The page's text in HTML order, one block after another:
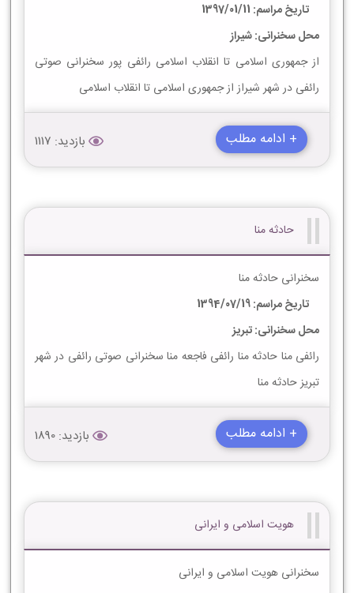
تاریخ مراسم: 1397/01/11
محل سخنرانی: شیراز
از جمهوری اسلامی تا انقلاب اسلامی رائفی پور سخنرانی صوتی
رائفی در شهر شیراز از جمهوری اسلامی تا انقلاب اسلامی
+ ادامه مطلب بازدید: 1117
حادثه منا
سخنرانی حادثه منا
تاریخ مراسم: 1394/07/19
محل سخنرانی: تبریز
رائفی منا حادثه منا رائفی فاجعه منا سخنرانی صوتی رائفی در شهر
تبریز حادثه منا
+ ادامه مطلب بازدید: 1890
هویت اسلامی و ایرانی
سخنرانی هویت اسلامی و ایرانی